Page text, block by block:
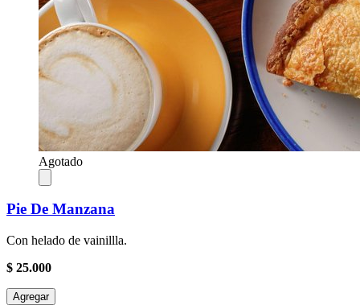
Agotado
Pie De Manzana
Con helado de vainillla.
$ 25.000
Agregar